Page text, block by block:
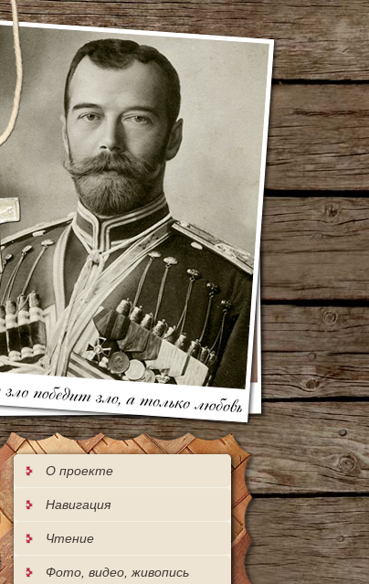
О проекте
Навигация
Чтение
Фото, видео, живопись